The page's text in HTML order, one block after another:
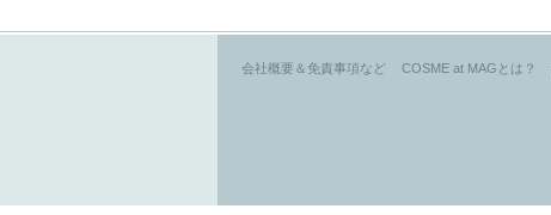
会社概要＆免責事項など COSME at MAGとは？